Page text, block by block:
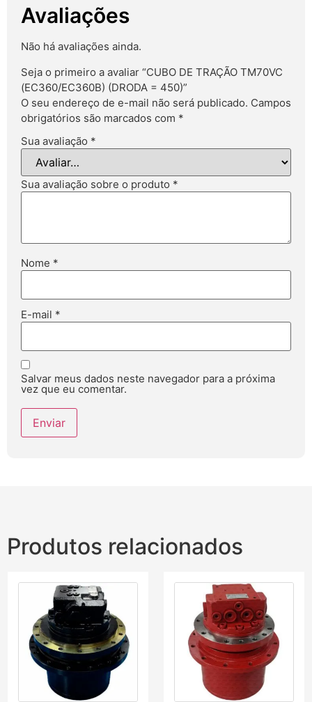
Avaliações
Não há avaliações ainda.
Seja o primeiro a avaliar “CUBO DE TRAÇÃO TM70VC
(EC360/EC360B) (DRODA = 450)”
O seu endereço de e-mail não será publicado. Campos
obrigatórios são marcados com *
Sua avaliação *
Sua avaliação sobre o produto *
Nome *
E-mail *
Salvar meus dados neste navegador para a próxima
vez que eu comentar.
Produtos relacionados